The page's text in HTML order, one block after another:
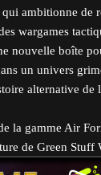
ambitionne de
wargames
nouvelle boîte
un univers
alternative de
la gamme Air
de Green Stuff